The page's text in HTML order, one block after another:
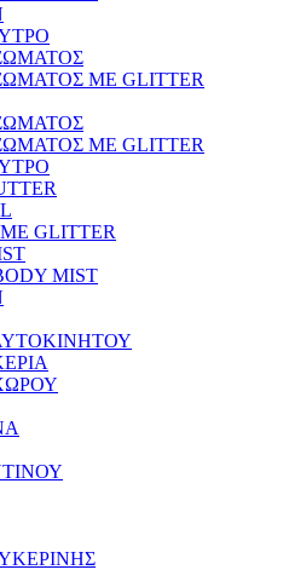
ΜΕ GLITTER
ΜΕ GLITTER
GLITTER
MIST